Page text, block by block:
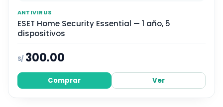
ANTIVIRUS
ESET Home Security Essential — 1 año, 5
dispositivos
S/ 300.00
Comprar Ver